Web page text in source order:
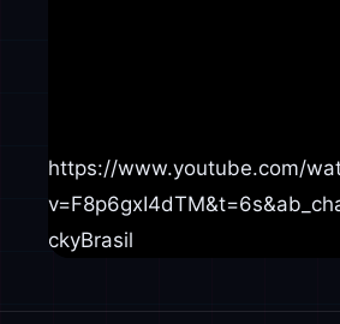
https://www.youtube.com/
ckyBrasil